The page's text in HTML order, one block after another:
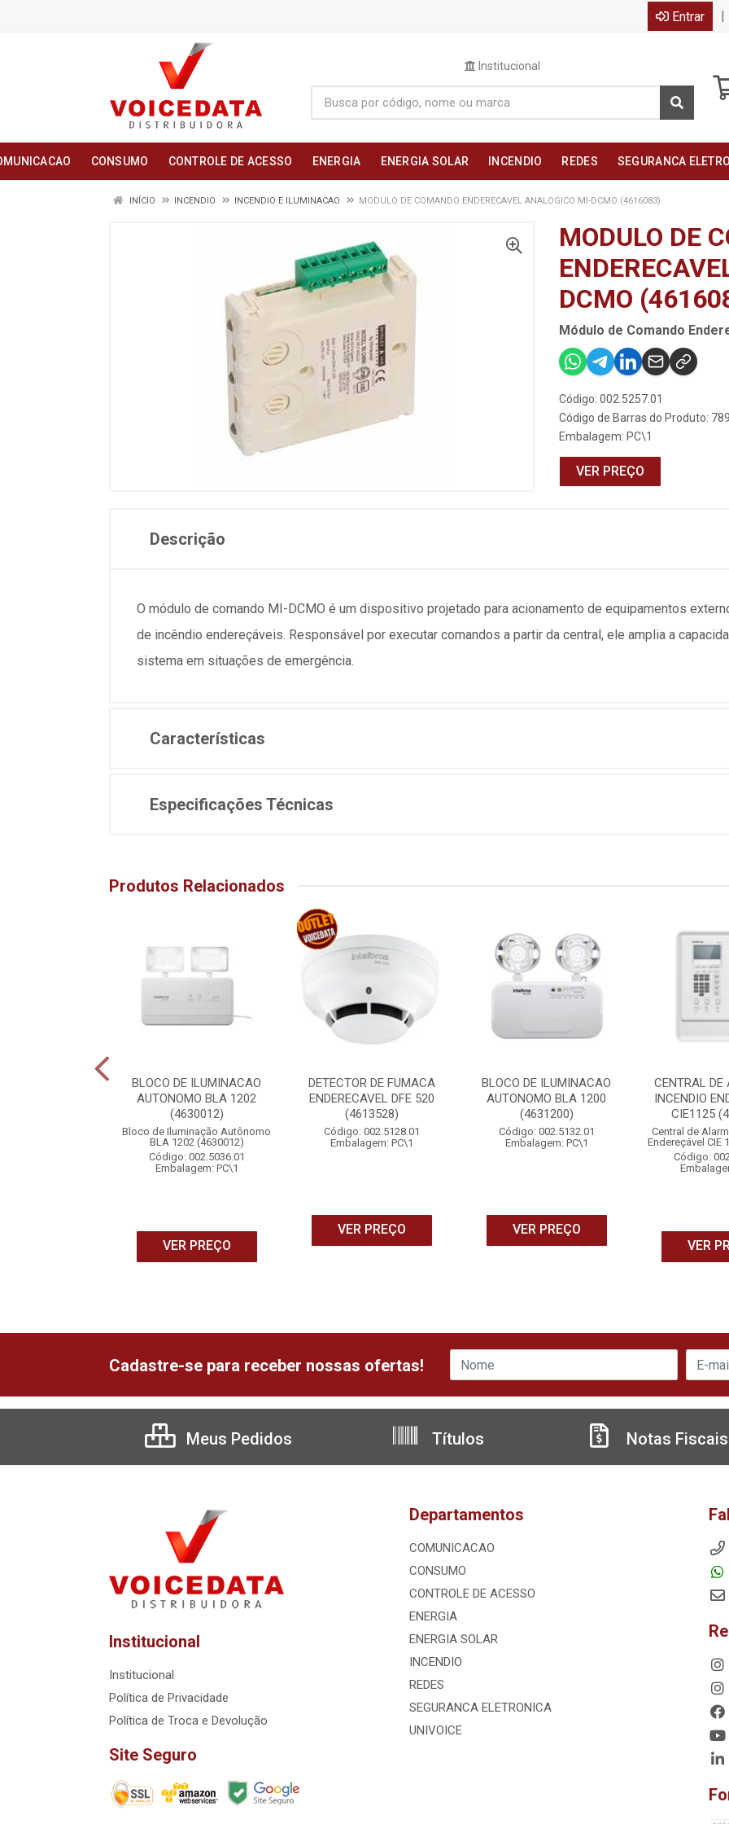
Entrar |
Institucional
CONSUMO CONTROLE DE ACESSO ENERGIA ENERGIA SOLAR INCENDIO REDES SEGURANCA
INÍCIO INCENDIO INCENDIO E ILUMINACAO MODULO DE COMANDO ENDERECAVEL ANALOGICO MI-DCMO (4616083)
MODULO DE
DCMO
Módulo de Comando
Código: 002.5257.01
Código de Barras do Produto:
Embalagem: PC\1
VER PREÇO
Descrição
O módulo de comando MI-DCMO é um dispositivo projetado para acionamento de equipamentos
de incêndio endereçáveis. Responsável por executar comandos a partir da central, ele amplia a
sistema em situações de emergência.
Características
Especificações Técnicas
Produtos Relacionados
BLOCO DE ILUMINACAO
AUTONOMO BLA 1202
(4630012)
Bloco de Iluminação Autônomo
BLA 1202 (4630012)
Código: 002.5036.01
Embalagem: PC\1
VER PREÇO
DETECTOR DE FUMACA
ENDERECAVEL DFE 520
(4613528)
Código: 002.5128.01
Embalagem: PC\1
VER PREÇO
BLOCO DE ILUMINACAO
AUTONOMO BLA 1200
(4631200)
Código: 002.5132.01
Embalagem: PC\1
VER PREÇO
CENTRAL DE
INCENDIO
CIE1125
Central de
Endereçável CIE
Código:
VER
Cadastre-se para receber nossas ofertas!
Meus Pedidos Títulos Notas Fiscais
Institucional
Institucional
Política de Privacidade
Política de Troca e Devolução
Site Seguro
Departamentos
COMUNICACAO
CONSUMO
CONTROLE DE ACESSO
ENERGIA
ENERGIA SOLAR
INCENDIO
REDES
SEGURANCA ELETRONICA
UNIVOICE